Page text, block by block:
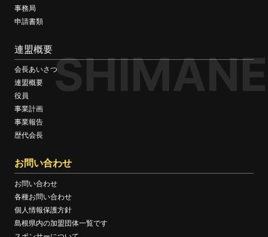
SHIMANE
事務局
申請書類
連盟概要
会長あいさつ
連盟概要
役員
事業計画
事業報告
歴代会長
お問い合わせ
お問い合わせ
各種お問い合わせ
個人情報保護方針
島根県内の加盟団体一覧です